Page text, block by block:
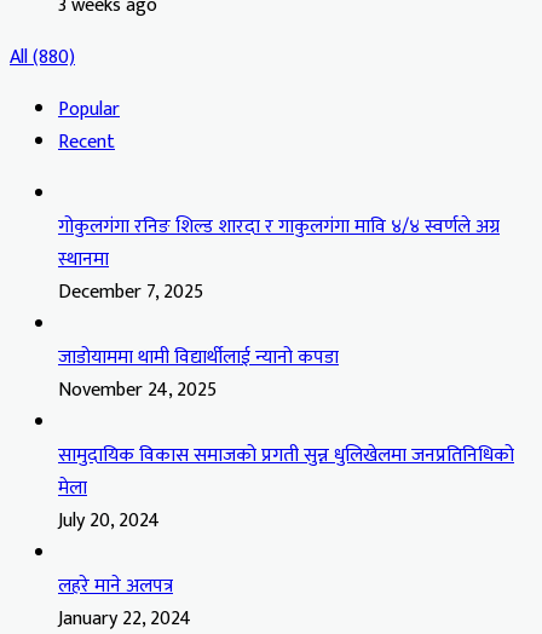
All (880)
Popular
Recent
गोकुलगंगा रनिङ शिल्ड शारदा र गाकुलगंगा मावि ४/४ स्वर्णले अग्र
स्थानमा
December 7, 2025
जाडोयाममा थामी विद्यार्थीलाई न्यानो कपडा
November 24, 2025
सामुदायिक विकास समाजको प्रगती सुन्न धुलिखेलमा जनप्रतिनिधिको
मेला
July 20, 2024
लहरे माने अलपत्र
January 22, 2024